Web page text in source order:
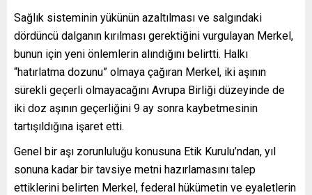
Sağlık sisteminin yükünün azaltılması ve salgındaki
dördüncü dalganın kırılması gerektiğini vurgulayan Merkel,
bunun için yeni önlemlerin alındığını belirtti. Halkı
“hatırlatma dozunu” olmaya çağıran Merkel, iki aşının
sürekli geçerli olmayacağını Avrupa Birliği düzeyinde de
iki doz aşının geçerliğini 9 ay sonra kaybetmesinin
tartışıldığına işaret etti.
Genel bir aşı zorunluluğu konusuna Etik Kurulu’ndan, yıl
sonuna kadar bir tavsiye metni hazırlamasını talep
ettiklerini belirten Merkel, federal hükümetin ve eyaletlerin